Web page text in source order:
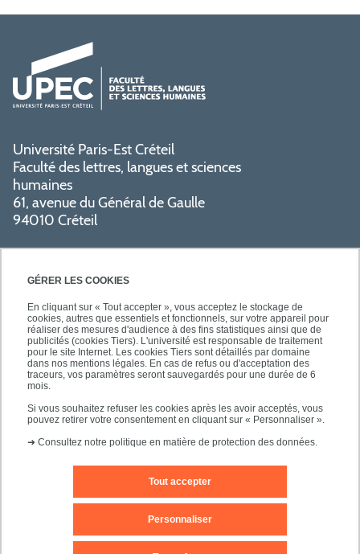
GÉRER LES COOKIES
En cliquant sur « Tout accepter », vous acceptez le stockage de
cookies, autres que essentiels et fonctionnels, sur votre appareil pour
réaliser des mesures d'audience à des fins statistiques ainsi que de
publicités (cookies Tiers). L'université est responsable de traitement
pour le site Internet. Les cookies Tiers sont détaillés par domaine
dans nos mentions légales. En cas de refus ou d'acceptation des
traceurs, vos paramètres seront sauvegardés pour une durée de 6
mois.
Si vous souhaitez refuser les cookies après les avoir acceptés, vous
pouvez retirer votre consentement en cliquant sur « Personnaliser ».
➜ Consultez notre politique en matière de protection des données.
Tout accepter
Personnaliser
Université Paris-Est Créteil
Faculté des lettres, langues et sciences
humaines
61, avenue du Général de Gaulle
94010 Créteil
PRATIQUE
NOS FORMATIONS
Nous contacter
Plans d'accès Plan du site